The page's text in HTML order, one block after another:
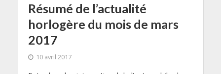
Résumé de l’actualité
horlogère du mois de mars
2017
10 avril 2017